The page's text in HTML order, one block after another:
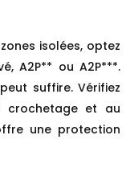
isolées, optez
A2P** ou A2P***.
suffire. Vérifiez
crochetage et au
une protection